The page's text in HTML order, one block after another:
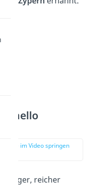
Othello
Stelle im Video springen
junger, reicher